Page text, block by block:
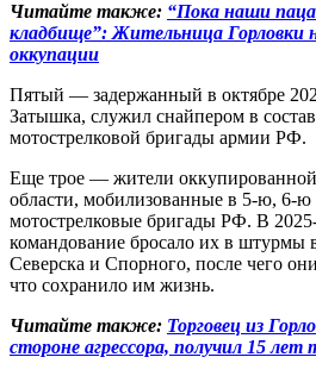
Читайте также: “Пока наши
кладбище”: Жительница Горловки
оккупации
Пятый — задержанный в октябре
Затышка, служил снайпером в
мотострелковой бригады армии РФ.
Еще трое — жители оккупированной
области, мобилизованные в 5-ю, 6-
мотострелковые бригады РФ. В
командование бросало их в штурмы
Северска и Спорного, после чего
что сохранило им жизнь.
Читайте также: Торговец из
стороне агрессора, получил 15